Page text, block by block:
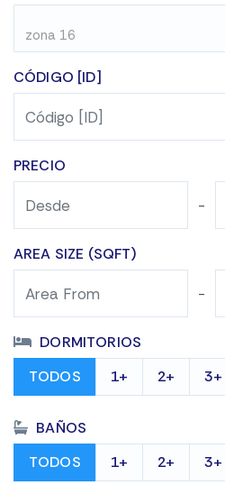
zona 16
CÓDIGO [ID]
PRECIO
-
AREA SIZE (SQFT)
-
DORMITORIOS
TODOS
1+ 2+ 3+
BAÑOS
TODOS
1+ 2+ 3+